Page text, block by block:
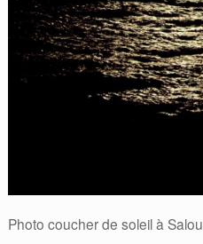
Photo coucher de soleil à Salou